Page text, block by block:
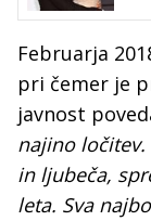
Februarja
pri čemer je
javnost
najino
in ljubeča,
leta. Sva